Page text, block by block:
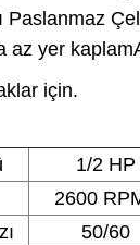
Paslanmaz
az yer
için.
1/2 HP
2600
50/60